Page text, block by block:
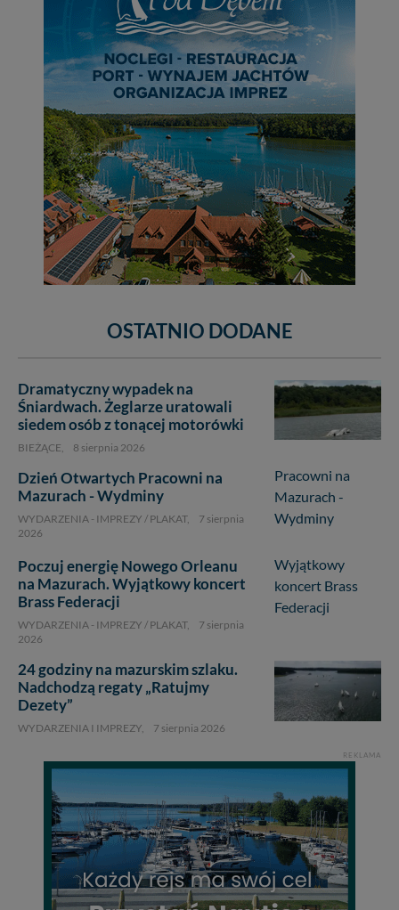
OSTATNIO DODANE
Dramatyczny wypadek na
Śniardwach. Żeglarze uratowali
siedem osób z tonącej motorówki
BIEŻĄCE, 8 sierpnia 2026
Dzień Otwartych Pracowni na
Mazurach - Wydminy
WYDARZENIA - IMPREZY / PLAKAT,
7 sierpnia
2026
Poczuj energię Nowego Orleanu
na Mazurach. Wyjątkowy koncert
Brass Federacji
WYDARZENIA - IMPREZY / PLAKAT,
7 sierpnia
2026
24 godziny na mazurskim szlaku.
Nadchodzą regaty „Ratujmy
Dezety”
WYDARZENIA I IMPREZY, 7 sierpnia 2026
REKLAMA